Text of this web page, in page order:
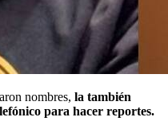
nombres, la también
para hacer reportes.